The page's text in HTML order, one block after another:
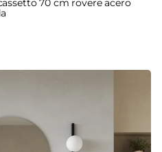
70 cm rovere acero